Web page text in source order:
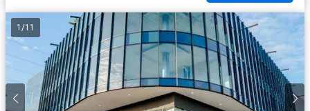
1 /11